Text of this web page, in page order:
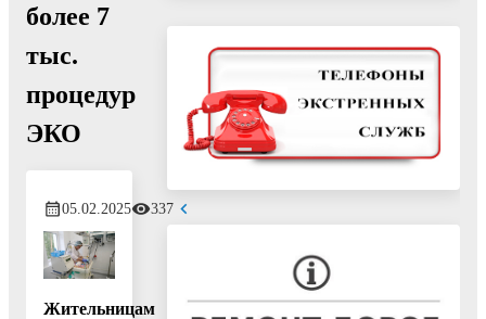
более 7
тыс.
процедур
ЭКО
05.02.2025 337
Жительницам